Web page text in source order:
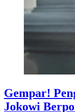
Gempar!
Jokowi